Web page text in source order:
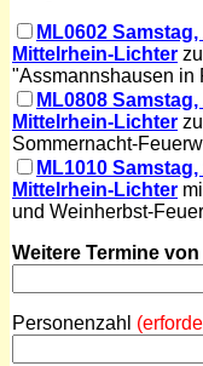
ML0602
Mittelrhein-Lichter
"Assmannshausen in
ML0808
Mittelrhein-Lichter
Sommernacht-
ML1010
Mittelrhein-Lichter
und Weinherbst-
Weitere Termine von
Personenzahl